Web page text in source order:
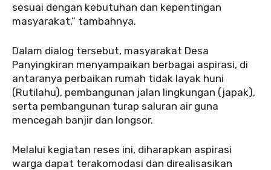
sesuai dengan kebutuhan dan kepentingan
masyarakat,” tambahnya.
‎‎Dalam dialog tersebut, masyarakat Desa
Panyingkiran menyampaikan berbagai aspirasi, di
antaranya perbaikan rumah tidak layak huni
(Rutilahu), pembangunan jalan lingkungan (japak),
serta pembangunan turap saluran air guna
mencegah banjir dan longsor.
‎Melalui kegiatan reses ini, diharapkan aspirasi
warga dapat terakomodasi dan direalisasikan